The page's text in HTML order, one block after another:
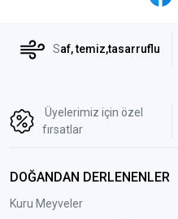
Saf, temiz,tasarruflu
Üyelerimiz için özel
fırsatlar
DOĞANDAN DERLENENLER
Kuru Meyveler